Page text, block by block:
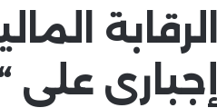
الرقابة
إجباري على